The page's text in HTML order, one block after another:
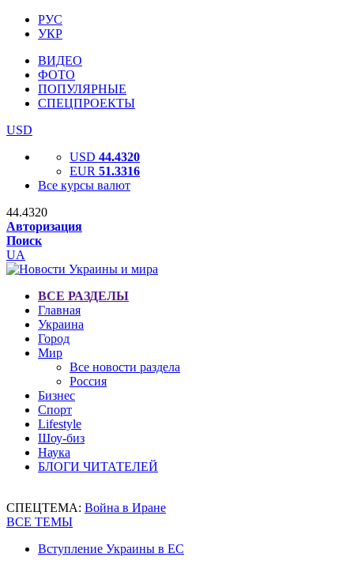
РУС
УКР
ВИДЕО
ФОТО
ПОПУЛЯРНЫЕ
СПЕЦПРОЕКТЫ
USD
USD 44.4320
EUR 51.3316
Все курсы валют
44.4320
Авторизация
Поиск
UA
ВСЕ РАЗДЕЛЫ
Главная
Украина
Город
Мир
Все новости раздела
Россия
Бизнес
Спорт
Lifestyle
Шоу-биз
Наука
БЛОГИ ЧИТАТЕЛЕЙ
СПЕЦТЕМА: Война в Иране
ВСЕ ТЕМЫ
Вступление Украины в ЕС